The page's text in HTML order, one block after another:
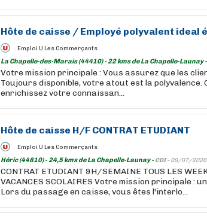
Hôte de caisse / Employé polyvalent ideal
Emploi U Les Commerçants
La Chapelle-des-Marais (44410) - 22 kms de La Chapelle-Launay -
Votre mission principale : Vous assurez que les
Toujours disponible, votre atout est la
enrichissez votre connaissan...
Hôte de caisse H/F CONTRAT ETUDIANT
Emploi U Les Commerçants
Héric (44810) - 24,5 kms de La Chapelle-Launay -CDI - 09/07/2026
CONTRAT ETUDIANT 9H/SEMAINE TOUS LES
VACANCES SCOLAIRES Votre mission principale :
Lors du passage en caisse, vous êtes l'interlo...